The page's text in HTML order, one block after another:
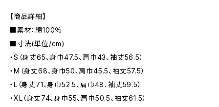
【商品詳細】
■素材：綿100％
■寸法(単位/cm)
・S（身丈65、身巾47.5、肩巾43、袖丈56.5）
・M（身丈68、身巾50、肩巾45.5、袖丈57.5）
・L（身丈71、身巾52.5、肩巾48、袖丈59.5）
・XL（身丈74、身巾55、肩巾50.5、袖丈61.5）